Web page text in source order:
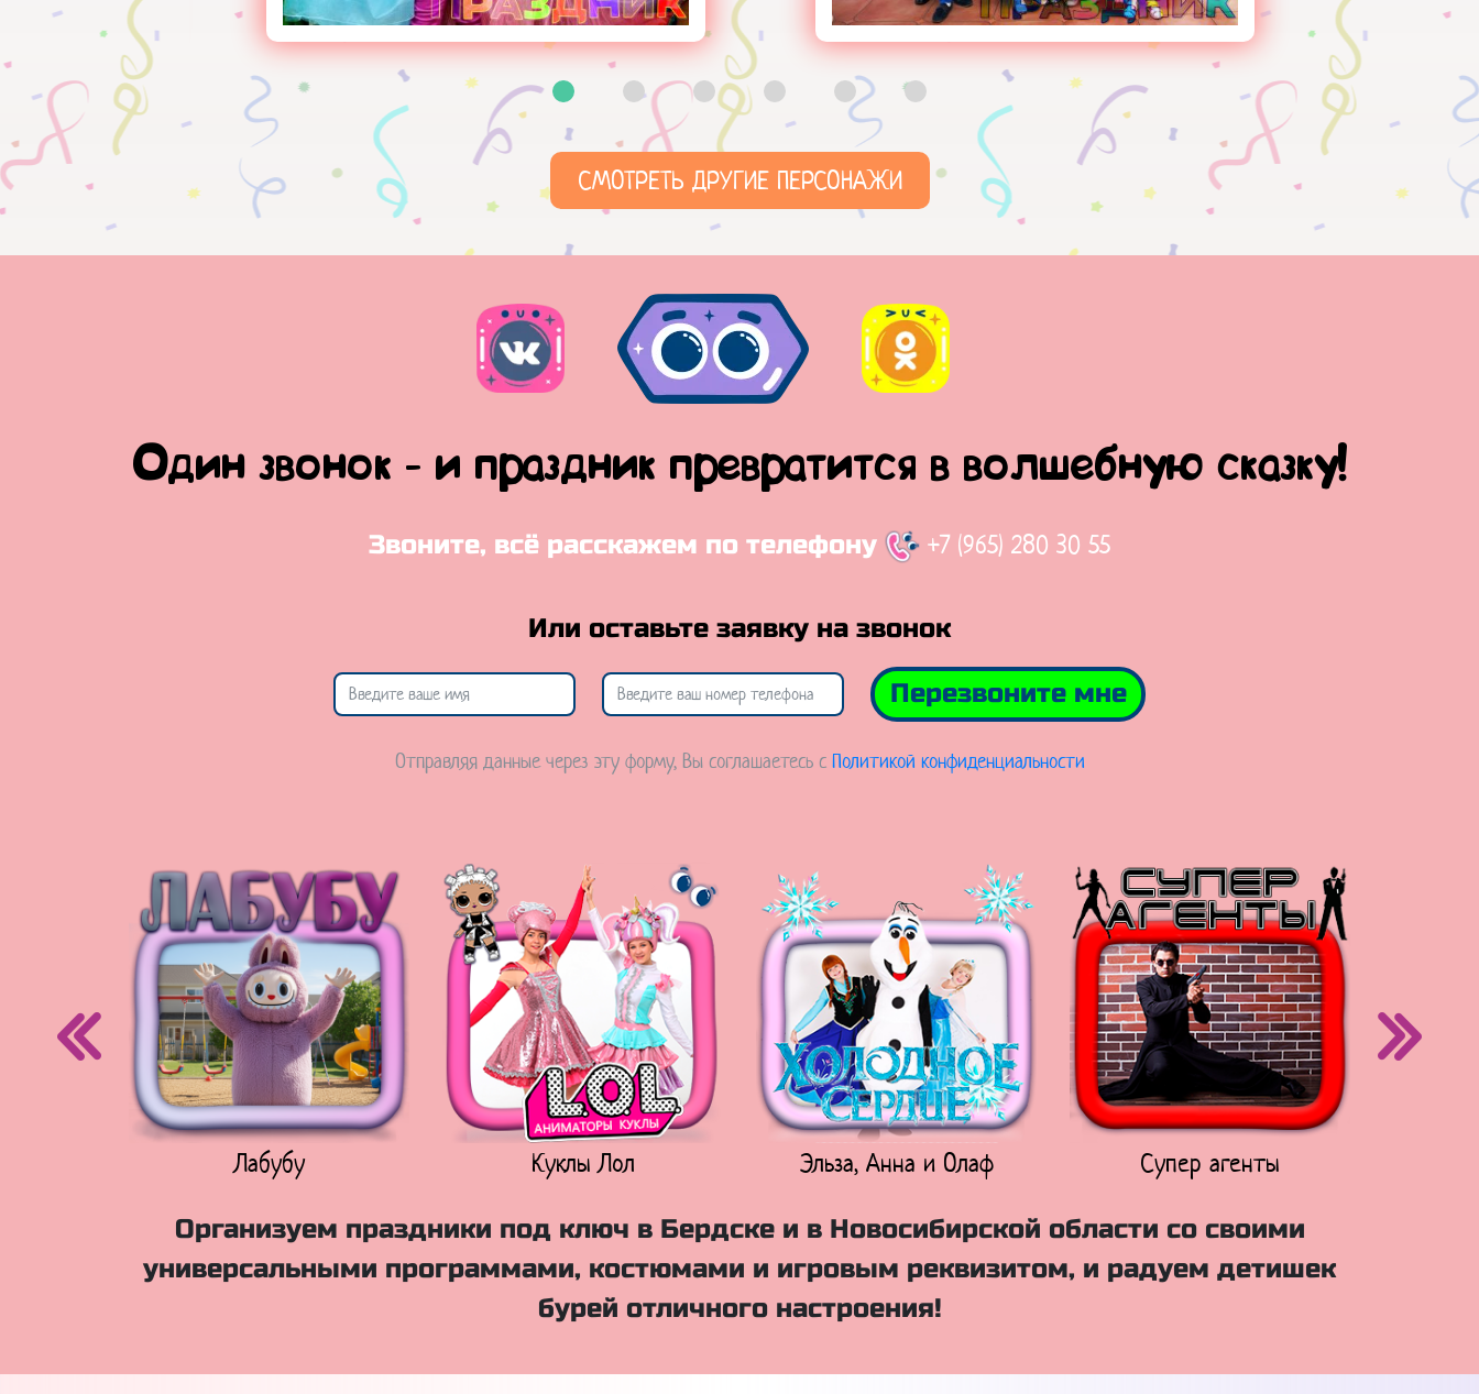
СМОТРЕТЬ ДРУГИЕ ПЕРСОНАЖИ
Один звонок - и праздник превратится в волшебную сказку!
Звоните, всё расскажем по телефону +7 (965) 280 30 55
Или оставьте заявку на звонок
Перезвоните мне
Отправляя данные через эту форму, Вы соглашаетесь с Политикой конфиденциальности
Лабубу Куклы Лол Эльза, Анна и Олаф Супер агенты
Организуем праздники под ключ в Бердске и в Новосибирской области со своими
универсальными программами, костюмами и игровым реквизитом, и радуем детишек
бурей отличного настроения!